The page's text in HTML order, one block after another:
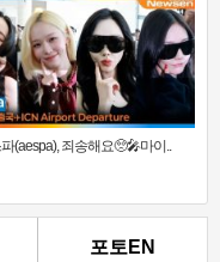
(aespa), 죄송해요🥺🎤마이..
포토EN